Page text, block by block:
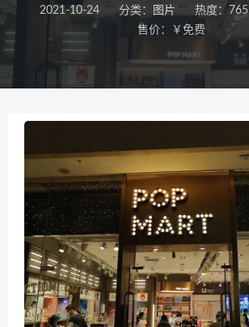
2021-10-24 分类： 图片 热度：765
售价：￥免费